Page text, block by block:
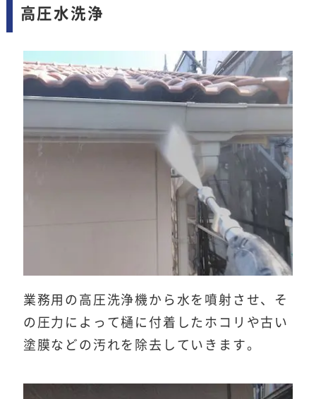
高圧水洗浄
業務用の高圧洗浄機から水を噴射させ、そ
の圧力によって樋に付着したホコリや古い
塗膜などの汚れを除去していきます。